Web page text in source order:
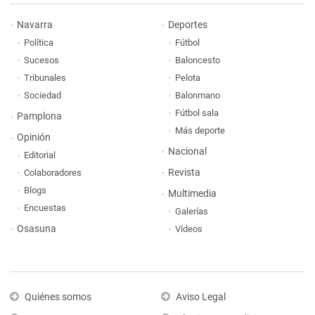
Navarra
Política
Sucesos
Tribunales
Sociedad
Pamplona
Opinión
Editorial
Colaboradores
Blogs
Encuestas
Osasuna
Deportes
Fútbol
Baloncesto
Pelota
Balonmano
Fútbol sala
Más deporte
Nacional
Revista
Multimedia
Galerías
Vídeos
Quiénes somos
Aviso Legal